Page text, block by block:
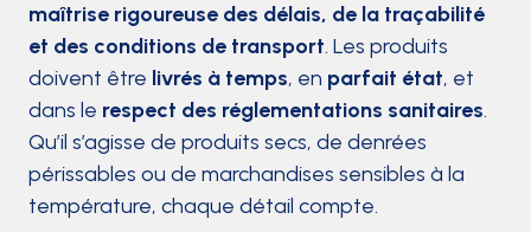
maîtrise rigoureuse des délais, de la traçabilité
et des conditions de transport. Les produits
doivent être livrés à temps, en parfait état, et
dans le respect des réglementations sanitaires.
Qu’il s’agisse de produits secs, de denrées
périssables ou de marchandises sensibles à la
température, chaque détail compte.